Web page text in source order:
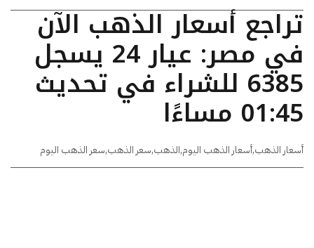
تراجع أسعار الذهب الآن
في مصر: عيار 24 يسجل
6385 للشراء في تحديث
01:45 مساءًا
أسعار الذهب,أسعار الذهب اليوم,الذهب,سعر الذهب,سعر الذهب اليوم